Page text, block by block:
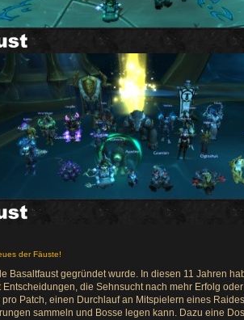
der Fäuste!
Basaltfaust gegründet wurde. In diesen 11 Jahren
die Sehnsucht nach mehr Erfolg
Patch, einen Durchlauf an Mitspielern eines
sammeln und Bosse legen kann. Dazu eine